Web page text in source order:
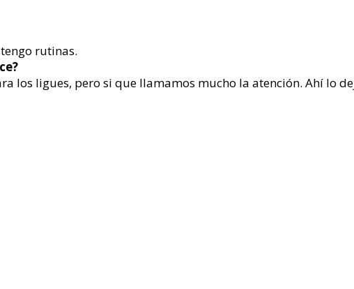
rutinas.
los ligues, pero si que llamamos mucho la atención. Ahí lo